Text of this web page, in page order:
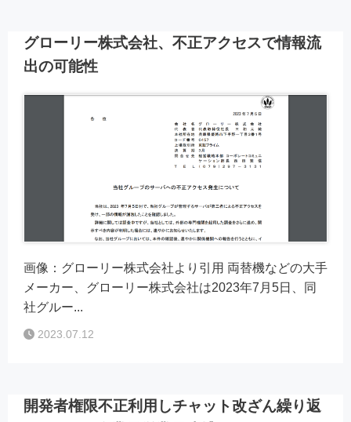
グローリー株式会社、不正アクセスで情報流
出の可能性
画像：グローリー株式会社より引用 両替機などの大手
メーカー、グローリー株式会社は2023年7月5日、同
社グルー...
2023.07.12
開発者権限不正利用しチャット改ざん繰り返